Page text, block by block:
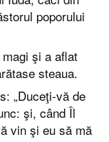
poporului
şi a aflat
steaua.
„Duceţi-vă de
şi, când Îl
vin şi eu să mă